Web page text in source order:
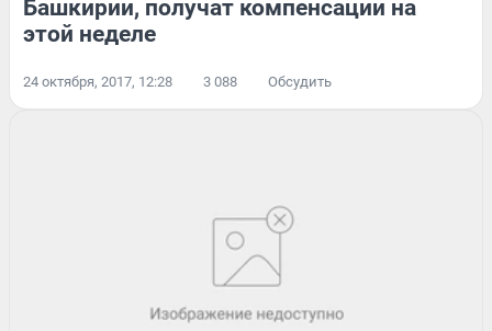
Башкирии, получат компенсации на
этой неделе
24 октября, 2017, 12:28 3 088 Обсудить